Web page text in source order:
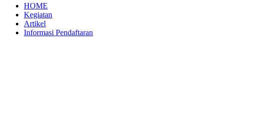
HOME
Kegiatan
Artikel
Informasi Pendaftaran